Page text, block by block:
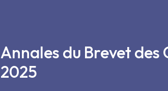
Annales du Brevet
2025